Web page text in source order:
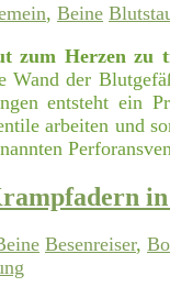
, Beine
zum Herzen zu
Wand der
entsteht ein
arbeiten und
in
Besenreiser,